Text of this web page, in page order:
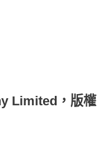
Limited，版權